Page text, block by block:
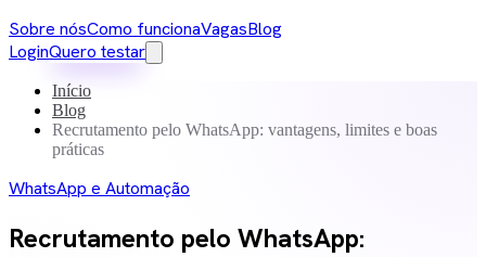
Sobre nósComo funcionaVagasBlog
LoginQuero testar
Início
Blog
Recrutamento pelo WhatsApp: vantagens, limites e boas
práticas
WhatsApp e Automação
Recrutamento pelo WhatsApp: